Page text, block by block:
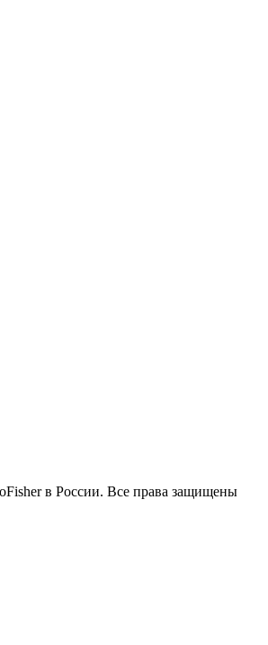
в России. Все права защищены